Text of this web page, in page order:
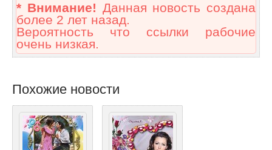
* Внимание! Данная новость создана
более 2 лет назад.
Вероятность что ссылки рабочие
очень низкая.
Похожие новости